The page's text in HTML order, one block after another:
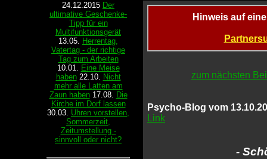
24.12.2015 Der
ultimative Geschenke-
Tipp für ein
Multifunktionsgerät
13.05. Herrentag,
Vatertag - der richtige
Tag zum Arbeiten
10.01. Eine Meise
haben22.10. Nicht
mehr alle Latten am
Zaun haben17.08. Die
Kirche im Dorf lassen
30.03. Uhren vorstellen,
Sommerzeit,
Zeitumstellung -
sinnvoll oder nicht?
Hinweis auf
zum nächsten
Psycho-Blog vom
Link
-